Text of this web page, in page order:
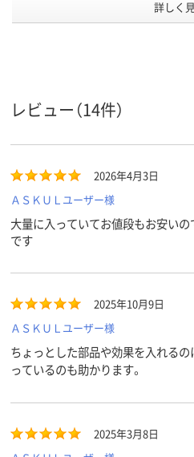
ン、LDPE（ツルツル
ポ
商品環境
25
詳しく
レビュー（14件）
2026年4月3日
ＡＳＫＵＬユーザー様
大量に入っていてお値段もお安い
です
2025年10月9日
ＡＳＫＵＬユーザー様
ちょっとした部品や効果を入れる
っているのも助かります。
2025年3月8日